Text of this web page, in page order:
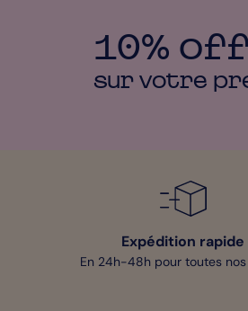
10%
sur votre
Expédition rapide
En 24h-48h pour toutes